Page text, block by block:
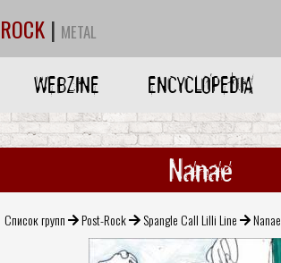
ROCK | METAL
WEBZINE ENCYCLOPEDIA
Nanae
Список групп Post-Rock Spangle Call Lilli Line Nanae